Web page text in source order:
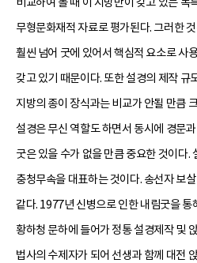
무형문화재적 자료로 평가된다. 그러한
훨씬 넘어 굿에 있어서 핵심적 요소로 사
갖고 있기 때문이다. 또한 설경의 제작 규
지방의 종이 장식과는 비교가 안될 만큼
설경은 무신 역할도 하면서 동시에 경문
굿은 있을 수가 없을 만큼 중요한 것이다.
충청무속을 대표하는 것이다. 송선자 보
같다. 1977년 신병으로 인한 내림굿을
황하청 문하에 들어가 정통 설경제작 및
법사의 수제자가 되어 선생과 함께 대전